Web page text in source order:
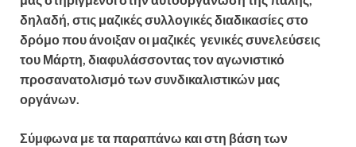
δηλαδή, στις μαζικές συλλογικές διαδικασίες στο
δρόμο που άνοιξαν οι μαζικές γενικές συνελεύσεις
του Μάρτη, διαφυλάσσοντας τον αγωνιστικό
προσανατολισμό των συνδικαλιστικών μας
οργάνων.
Σύμφωνα με τα παραπάνω και στη βάση των